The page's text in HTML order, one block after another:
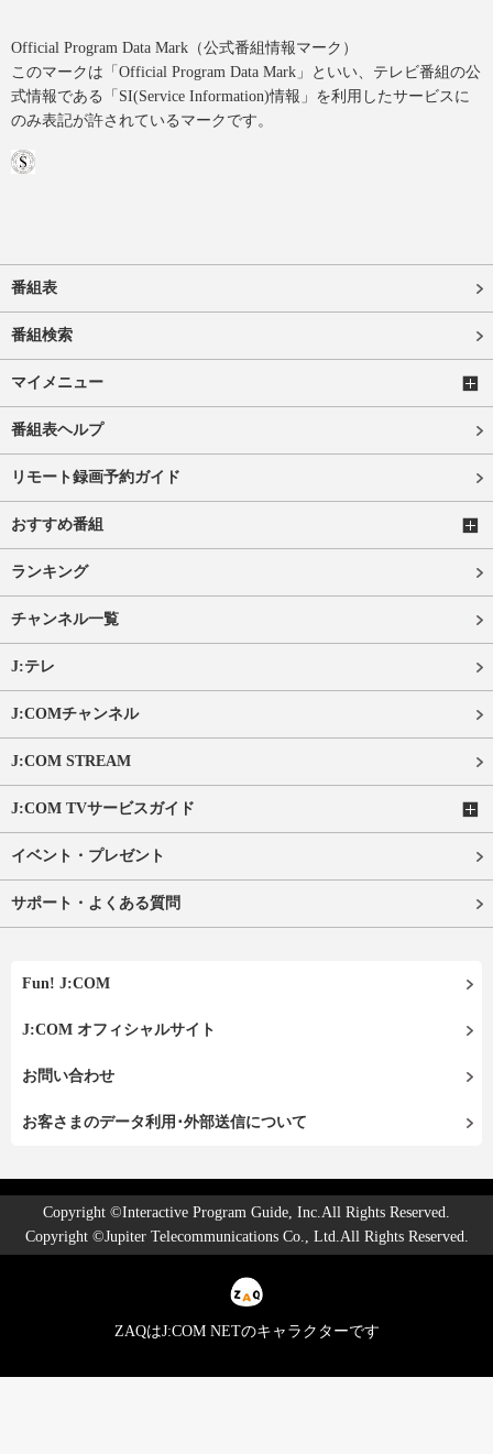
Official Program Data Mark（公式番組情報マーク）
このマークは「Official Program Data Mark」といい、テレビ番組の公
式情報である「SI(Service Information)情報」を利用したサービスに
のみ表記が許されているマークです。
番組表
番組検索
マイメニュー
番組表ヘルプ
リモート録画予約ガイド
おすすめ番組
ランキング
チャンネル一覧
J:テレ
J:COMチャンネル
J:COM STREAM
J:COM TVサービスガイド
イベント・プレゼント
サポート・よくある質問
Fun! J:COM
J:COM オフィシャルサイト
お問い合わせ
お客さまのデータ利用･外部送信について
Copyright ©Interactive Program Guide, Inc.All Rights Reserved.
Copyright ©Jupiter Telecommunications Co., Ltd.All Rights Reserved.
ZAQはJ:COM NETのキャラクターです